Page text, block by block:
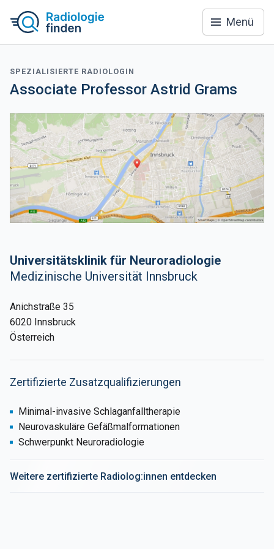
Menü
SPEZIALISIERTE RADIOLOGIN
Associate Professor Astrid Grams
Universitätsklinik für Neuroradiologie
Medizinische Universität Innsbruck
Anichstraße 35
6020 Innsbruck
Österreich
Zertifizierte Zusatzqualifizierungen
Minimal-invasive Schlaganfalltherapie
Neurovaskuläre Gefäßmalformationen
Schwerpunkt Neuroradiologie
Weitere zertifizierte Radiolog:innen entdecken